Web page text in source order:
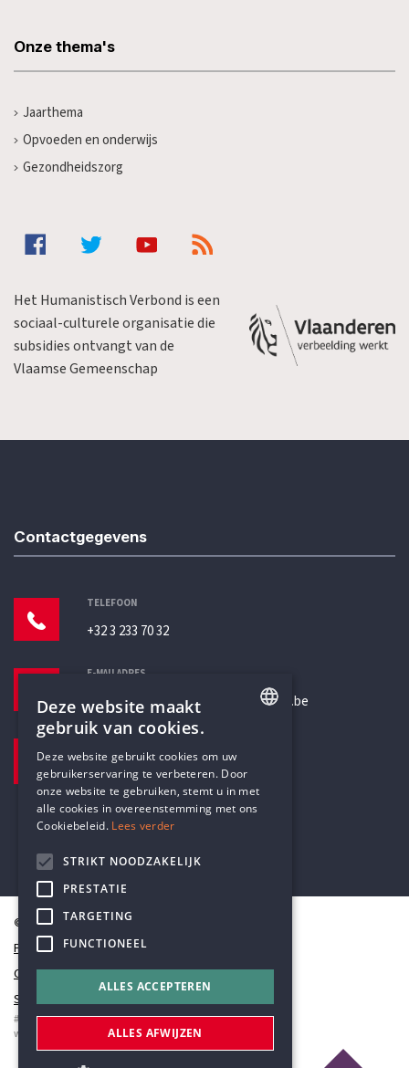
Onze thema's
Jaarthema
Opvoeden en onderwijs
Gezondheidszorg
Het Humanistisch Verbond is een
sociaal-culturele organisatie die
subsidies ontvangt van de
Vlaamse Gemeenschap
Contactgegevens
TELEFOON
+32 3 233 70 32
E-MAILADRES
secretariaat@humanistischverbond.be
Pottenbrug 4
Antwerpen, 2000
© Humanistisch Verbond 2026
Privacy
Cookiestatement
Sitemap
#codedwithlove byCodelines
webapplicaties
mobiele apps&maatwerk websites
DUTCH
Deze website maakt
gebruik van cookies.
Deze website gebruikt cookies om uw
gebruikerservaring te verbeteren. Door
onze website te gebruiken, stemt u in met
alle cookies in overeenstemming met ons
Cookiebeleid. Lees verder
STRIKT NOODZAKELIJK
PRESTATIE
TARGETING
FUNCTIONEEL
ALLES ACCEPTEREN
ALLES AFWIJZEN